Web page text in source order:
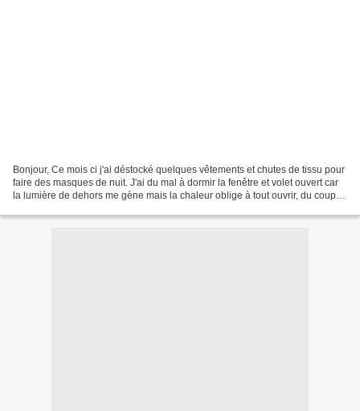
Bonjour, Ce mois ci j'ai déstocké quelques vêtements et chutes de tissu pour
faire des masques de nuit. J'ai du mal à dormir la fenêtre et volet ouvert car
la lumière de dehors me gène mais la chaleur oblige à tout ouvrir, du coup